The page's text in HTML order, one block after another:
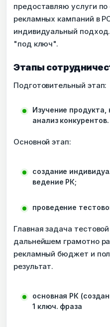
предоставляю услуги
рекламных кампаний в
индивидуальный
"под ключ".
Этапы
Подготовительный этап:
Изучение продукта,
анализ конкурентов.
Основной этап:
создание
ведение РК;
проведение
Главная задача
дальнейшем грамотно
рекламный бюджет и
результат.
основная РК
1 ключ. фраза